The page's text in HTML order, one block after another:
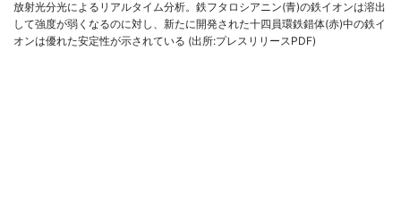
放射光分光によるリアルタイム分析。鉄フタロシアニン(青)の鉄イオンは溶出
して強度が弱くなるのに対し、新たに開発された十四員環鉄錯体(赤)中の鉄イ
オンは優れた安定性が示されている (出所:プレスリリースPDF)